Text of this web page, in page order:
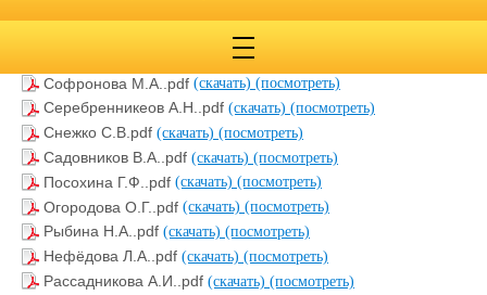
(посмотреть)
(скачать)(посмотреть)
Софронова М.А..pdf (скачать) (посмотреть)
Серебренникеов А.Н..pdf (скачать) (посмотреть)
Снежко С.В.pdf (скачать) (посмотреть)
Садовников В.А..pdf (скачать) (посмотреть)
Посохина Г.Ф..pdf (скачать) (посмотреть)
Огородова О.Г..pdf (скачать) (посмотреть)
Рыбина Н.А..pdf (скачать) (посмотреть)
Нефёдова Л.А..pdf (скачать) (посмотреть)
Рассадникова А.И..pdf (скачать) (посмотреть)